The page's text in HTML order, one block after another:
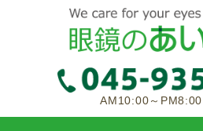
AM10:00～